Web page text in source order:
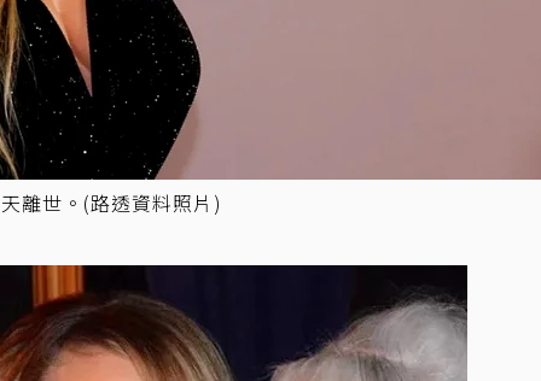
離世。(路透資料照片)